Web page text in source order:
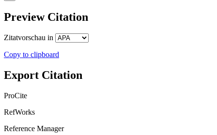
Preview Citation
Zitatvorschau in
Copy to clipboard
Export Citation
ProCite
RefWorks
Reference Manager